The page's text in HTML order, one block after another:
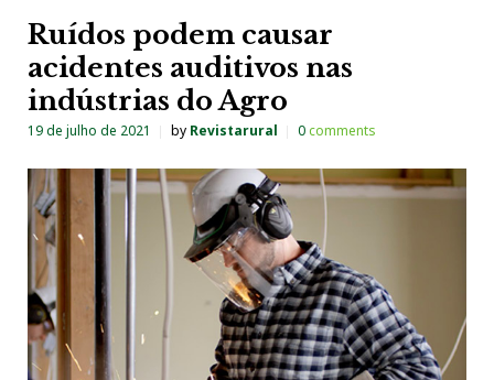
Ruídos podem causar
acidentes auditivos nas
indústrias do Agro
19 de julho de 2021 by Revistarural 0comments